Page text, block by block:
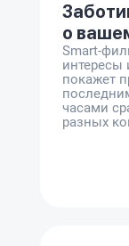
о
Smart-
интересы
покажет
часами
разных